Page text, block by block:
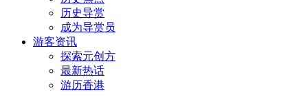
历史导赏
成为导赏员
游客资讯
探索元创方
最新热话
游历香港